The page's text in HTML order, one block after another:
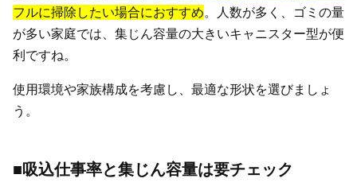
フルに掃除したい場合におすすめ。人数が多く、ゴミの量
が多い家庭では、集じん容量の大きいキャニスター型が便
利ですね。
使用環境や家族構成を考慮し、最適な形状を選びましょ
う。
■吸込仕事率と集じん容量は要チェック